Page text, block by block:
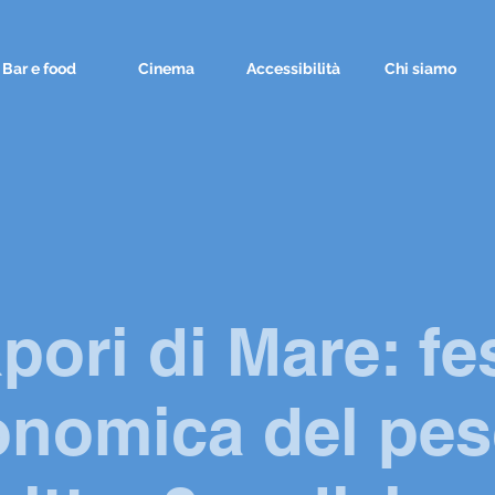
Bar e food Cinema Accessibilità Chi siamo
di Mare:
del